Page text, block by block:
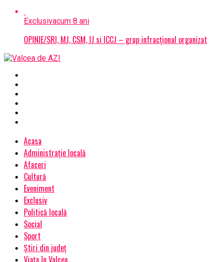
Exclusivacum 8 ani
OPINIE/SRI, MJ, CSM, IJ si ICCJ – grup infracțional organizat
Acasa
Administrație locală
Afaceri
Cultură
Eveniment
Exclusiv
Politică locală
Social
Sport
Știri din județ